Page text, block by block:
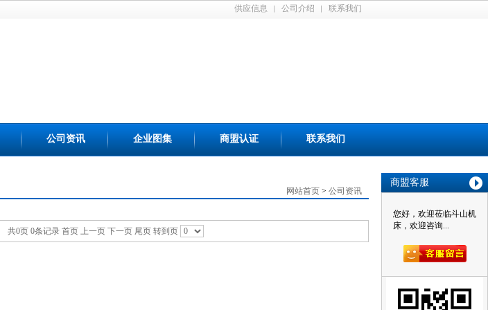
商盟客服
您好，欢迎莅临斗山机
床，欢迎咨询...
供应信息 公司介绍 联系我们
公司资讯 企业图集 商盟认证 联系我们
网站首页 > 公司资讯
共0页 0条记录 首页 上一页 下一页 尾页转到页